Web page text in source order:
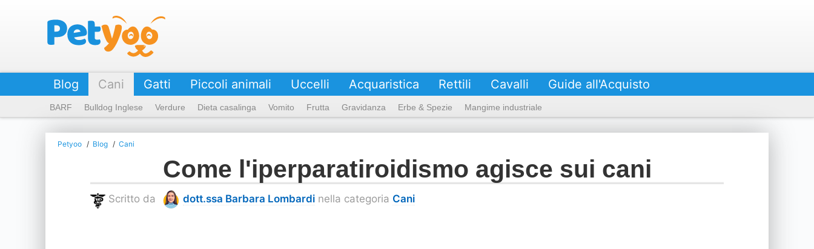
Blog Cani
BARF Bulldog Inglese Verdure Dieta casalinga Vomito Frutta Gravidanza Erbe & Spezie Mangime industriale
Gatti Piccoli animali Uccelli Acquaristica Rettili Cavalli Guide all'Acquisto
Petyoo Blog Cani
Come l'iperparatiroidismo agisce sui cani
Scritto da dott.ssa Barbara Lombardi nella categoria Cani